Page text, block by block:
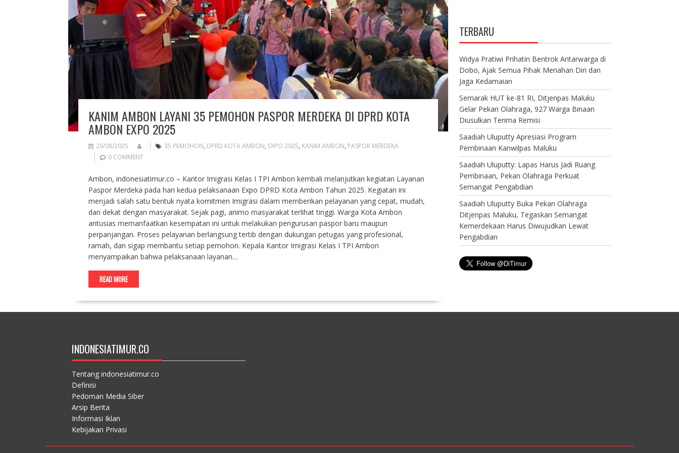
KANIM AMBON LAYANI 35 PEMOHON PASPOR MERDEKA DI DPRD KOTA
AMBON EXPO 2025
20/08/2025 35 PEMOHON, DPRD KOTA AMBON, EXPO 2025, KANIM AMBON, PASPOR MERDEKA
0 COMMENT
Ambon, indonesiatimur.co – Kantor Imigrasi Kelas I TPI Ambon kembali melanjutkan kegiatan Layanan
Paspor Merdeka pada hari kedua pelaksanaan Expo DPRD Kota Ambon Tahun 2025. Kegiatan ini
menjadi salah satu bentuk nyata komitmen Imigrasi dalam memberikan pelayanan yang cepat, mudah,
dan dekat dengan masyarakat. Sejak pagi, animo masyarakat terlihat tinggi. Warga Kota Ambon
antusias memanfaatkan kesempatan ini untuk melakukan pengurusan paspor baru maupun
perpanjangan. Proses pelayanan berlangsung tertib dengan dukungan petugas yang profesional,
ramah, dan sigap membantu setiap pemohon. Kepala Kantor Imigrasi Kelas I TPI Ambon
menyampaikan bahwa pelaksanaan layanan…
READ MORE
TERBARU
Widya Pratiwi Prihatin Bentrok Antarwarga di
Dobo, Ajak Semua Pihak Menahan Diri dan
Jaga Kedamaian
Semarak HUT ke-81 RI, Ditjenpas Maluku
Gelar Pekan Olahraga, 927 Warga Binaan
Diusulkan Terima Remisi
Saadiah Uluputty Apresiasi Program
Pembinaan Kanwilpas Maluku
Saadiah Uluputty: Lapas Harus Jadi Ruang
Pembinaan, Pekan Olahraga Perkuat
Semangat Pengabdian
Saadiah Uluputty Buka Pekan Olahraga
Ditjenpas Maluku, Tegaskan Semangat
Kemerdekaan Harus Diwujudkan Lewat
Pengabdian
INDONESIATIMUR.CO
Tentang indonesiatimur.co
Definisi
Pedoman Media Siber
Arsip Berita
Informasi Iklan
Kebijakan Privasi